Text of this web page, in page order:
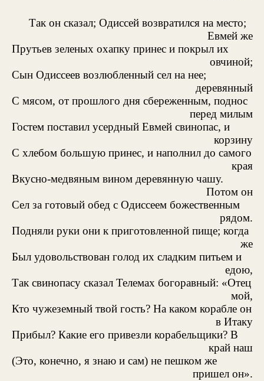
Так он сказал; Одиссей возвратился на место;
Евмей же
Прутьев зеленых охапку принес и покрыл их
овчиной;
Сын Одиссеев возлюбленный сел на нее;
деревянный
С мясом, от прошлого дня сбереженным, поднос
перед милым
Гостем поставил усердный Евмей свинопас, и
корзину
С хлебом большую принес, и наполнил до самого
края
Вкусно-медвяным вином деревянную чашу.
Потом он
Сел за готовый обед с Одиссеем божественным
рядом.
Подняли руки они к приготовленной пище; когда
же
Был удовольствован голод их сладким питьем и
едою,
Так свинопасу сказал Телемах богоравный: «Отец
мой,
Кто чужеземный твой гость? На каком корабле он
в Итаку
Прибыл? Какие его привезли корабельщики? В
край наш
(Это, конечно, я знаю и сам) не пешком же
пришел он».